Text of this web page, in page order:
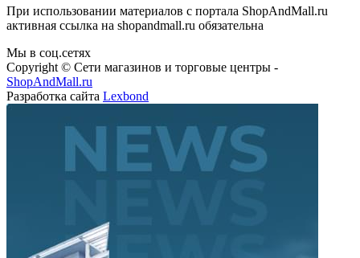
При использовании материалов с портала ShopAndMall.ru
Мы в соц.сетях
Copyright © Сети магазинов и торговые центры -
ShopAndMall.ru
Разработка сайтаLexbond